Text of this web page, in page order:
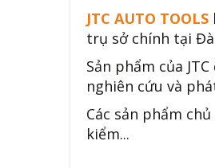
JTC AUTO TOOLS
trụ sở chính tại
Sản phẩm của
nghiên cứu và
Các sản phẩm
kiểm...